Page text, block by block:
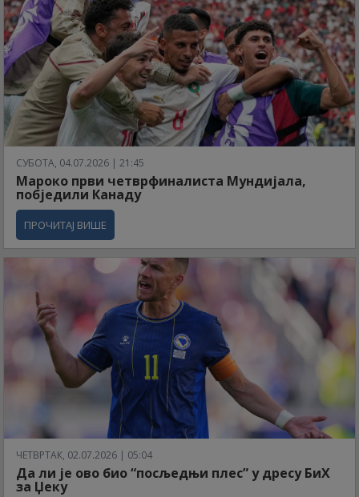
СУБОТА, 04.07.2026 | 21:45
Мароко први четврфиналиста Мундијала,
побједили Канаду
ПРОЧИТАЈ ВИШЕ
ЧЕТВРТАК, 02.07.2026 | 05:04
Да ли је ово био “посљедњи плес” у дресу БиХ
за Џеку